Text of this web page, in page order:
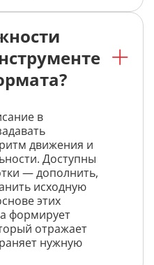
в
движения и
Доступны
— дополнить,
исходную
этих
формирует
отражает
нужную